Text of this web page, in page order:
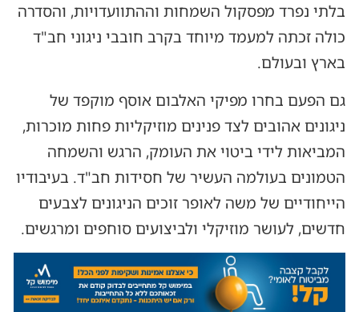
בלתי נפרד מפסקול השמחות וההתוועדויות, והסדרה
כולה זכתה למעמד מיוחד בקרב חובבי ניגוני חב"ד
בארץ ובעולם.
גם הפעם בחרו מפיקי האלבום אוסף מוקפד של
ניגונים אהובים לצד פנינים מוזיקליות פחות מוכרות,
המביאות לידי ביטוי את העומק, הרגש והשמחה
הטמונים בעולמה העשיר של חסידות חב"ד. בעיבודיו
הייחודיים של משה לאופר זוכים הניגונים לצבעים
חדשים, לעושר מוזיקלי ולביצועים סוחפים ומרגשים.